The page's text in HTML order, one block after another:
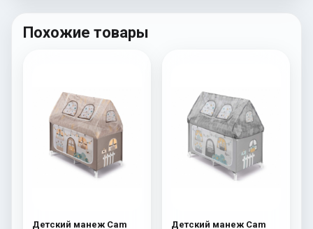
Похожие товары
Детский манеж Cam Детский манеж Cam